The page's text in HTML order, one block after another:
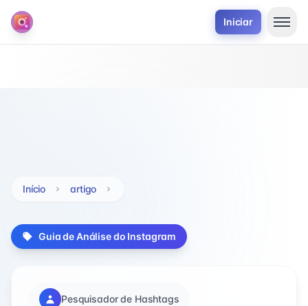
Iniciar
Início artigo
Guia de Análise do Instagram
Pesquisador de Hashtags